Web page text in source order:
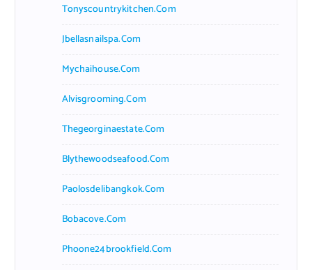
Tonyscountrykitchen.com
Jbellasnailspa.com
Mychaihouse.com
Alvisgrooming.com
Thegeorginaestate.com
Blythewoodseafood.com
Paolosdelibangkok.com
Bobacove.com
Phoone24brookfield.com